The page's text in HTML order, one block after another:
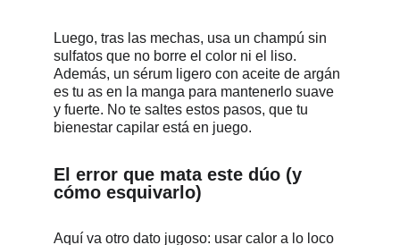
Luego, tras las mechas, usa un champú sin
sulfatos que no borre el color ni el liso.
Además, un sérum ligero con aceite de argán
es tu as en la manga para mantenerlo suave
y fuerte. No te saltes estos pasos, que tu
bienestar capilar está en juego.
El error que mata este dúo (y
cómo esquivarlo)
Aquí va otro dato jugoso: usar calor a lo loco